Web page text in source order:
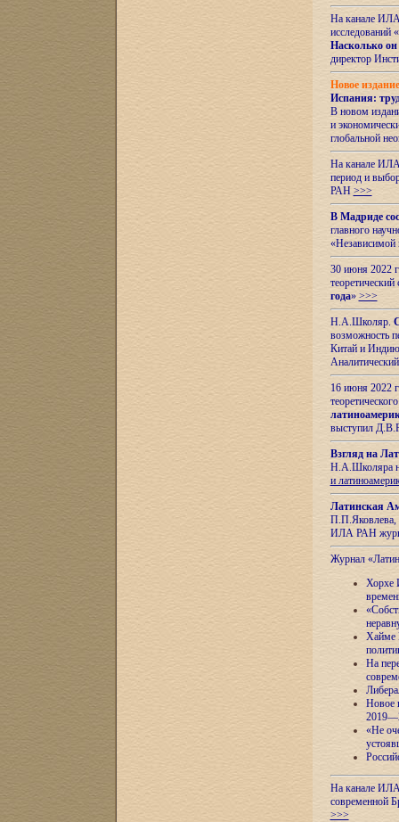
На канале ИЛА
исследований «
Насколько он
директор
Новое
Испания:
В новом
и
глобальной
На канале
период и
РАН >>>
В Мадриде
главного
«Независимой
30 июня 2022
года» >>>
Н.А.Школяр.
возможность
Китай и
16 июня 2022
выступил
Взгляд на
Н.А.Школяра
и
Латинская
П.П.Яковлева,
ИЛА РАН
Журнал
Хорхе
Хайме
На
Новое
«Не
На канале ИЛА
современной
>>>